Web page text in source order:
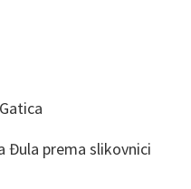
Đula prema slikovnici